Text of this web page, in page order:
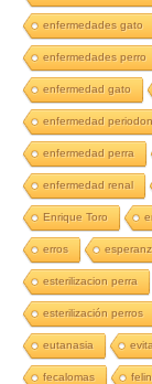
enfermedades gato
enfermedades perro
enfermedad gato
enfermedad
enfermedad perra
enfermedad renal
Enrique Toro
erros
esterilizacion perra
esterilización perros
eutanasia
fecalomas